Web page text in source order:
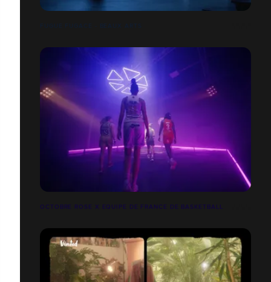
FUGUE FUGACE - BEAUX ARTS
OCTOBRE ROSE X EQUIPE DE FRANCE DE BASKETBALL